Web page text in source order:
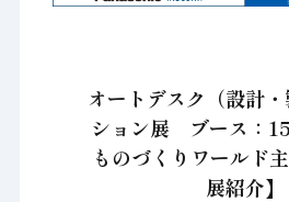
オートデスク（設計
ション展 ブース：
ものづくりワールド
展紹介】